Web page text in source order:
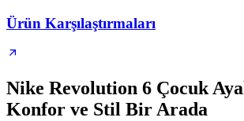
Ürün Karşılaştırmaları
Nike Revolution 6 Çocuk
Konfor ve Stil Bir Arada